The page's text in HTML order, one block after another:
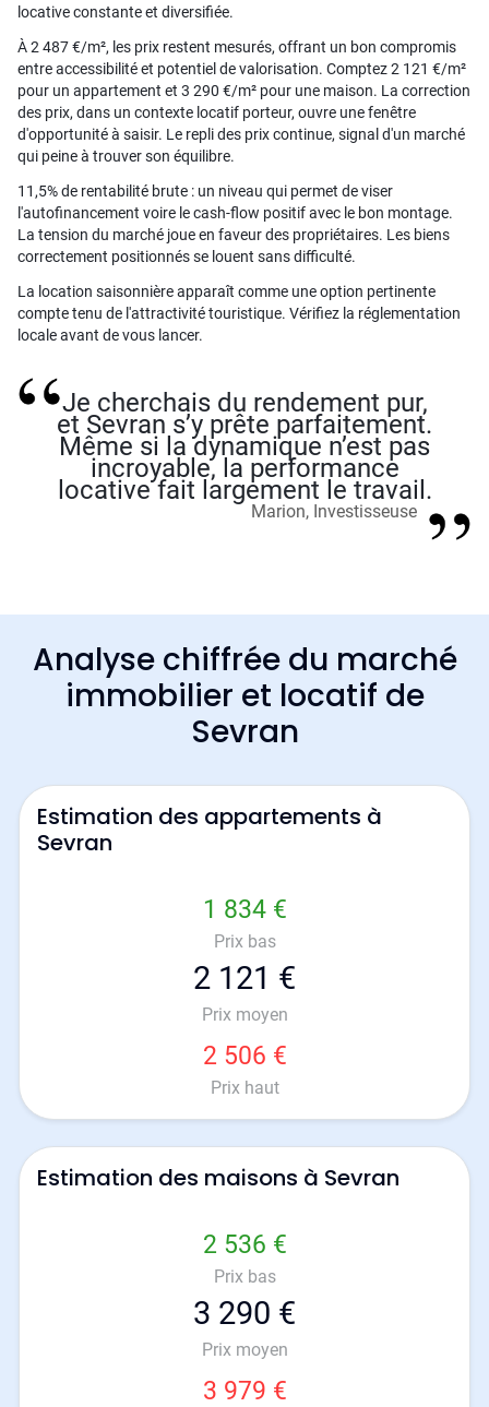
locative constante et diversifiée.
À 2 487 €/m², les prix restent mesurés, offrant un bon compromis
entre accessibilité et potentiel de valorisation. Comptez 2 121 €/m²
pour un appartement et 3 290 €/m² pour une maison. La correction
des prix, dans un contexte locatif porteur, ouvre une fenêtre
d'opportunité à saisir. Le repli des prix continue, signal d'un marché
qui peine à trouver son équilibre.
11,5% de rentabilité brute : un niveau qui permet de viser
l'autofinancement voire le cash-flow positif avec le bon montage.
La tension du marché joue en faveur des propriétaires. Les biens
correctement positionnés se louent sans difficulté.
La location saisonnière apparaît comme une option pertinente
compte tenu de l'attractivité touristique. Vérifiez la réglementation
locale avant de vous lancer.
Je cherchais du rendement pur,
et Sevran s’y prête parfaitement.
Même si la dynamique n’est pas
incroyable, la performance
locative fait largement le travail.
Marion, Investisseuse
Analyse chiffrée du marché
immobilier et locatif de
Sevran
Estimation des appartements à
Sevran
1 834 €
Prix bas
2 121 €
Prix moyen
2 506 €
Prix haut
Estimation des maisons à Sevran
2 536 €
Prix bas
3 290 €
Prix moyen
3 979 €